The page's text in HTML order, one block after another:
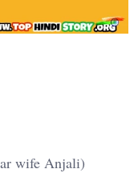
wife Anjali)